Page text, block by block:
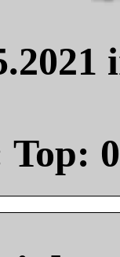
Top: 0